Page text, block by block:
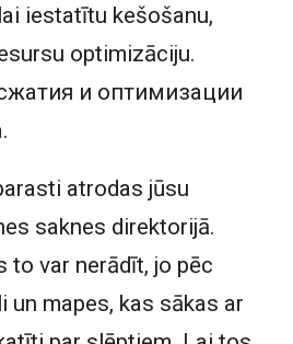
iestatītu kešošanu,
optimizāciju.
и оптимизации
atrodas jūsu
saknes direktorijā.
to var nerādīt, jo pēc
un mapes, kas sākas ar